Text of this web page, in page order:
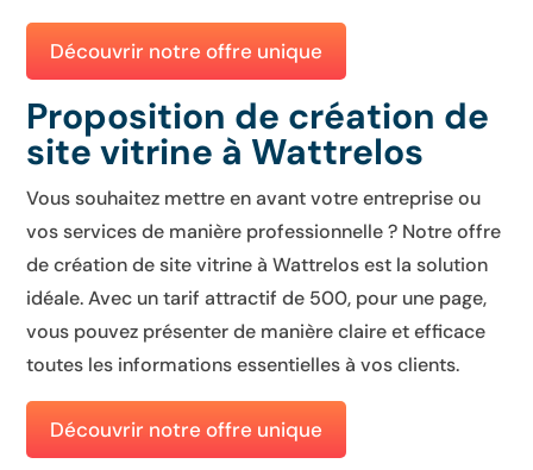
Découvrir notre offre unique
Proposition de création de
site vitrine à Wattrelos
Vous souhaitez mettre en avant votre entreprise ou
vos services de manière professionnelle ? Notre offre
de création de site vitrine à Wattrelos est la solution
idéale. Avec un tarif attractif de 500, pour une page,
vous pouvez présenter de manière claire et efficace
toutes les informations essentielles à vos clients.
Découvrir notre offre unique